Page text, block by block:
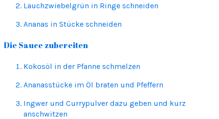
Lauchzwiebelgrün in Ringe schneiden
Ananas in Stücke schneiden
Die Sauce zubereiten
Kokosöl in der Pfanne schmelzen
Ananasstücke im Öl braten und Pfeffern
Ingwer und Currypulver dazu geben und kurz
anschwitzen